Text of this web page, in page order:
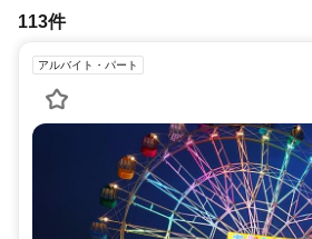
113件
アルバイト・パート